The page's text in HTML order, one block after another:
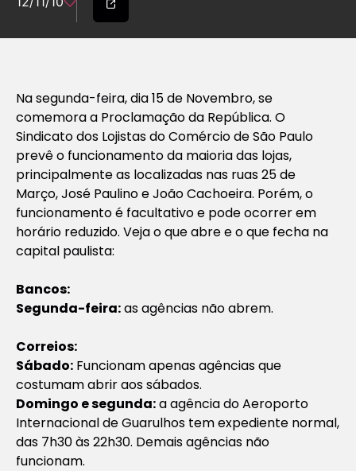
Na segunda-feira, dia 15 de Novembro, se
comemora a Proclamação da República. O
Sindicato dos Lojistas do Comércio de São Paulo
prevê o funcionamento da maioria das lojas,
principalmente as localizadas nas ruas 25 de
Março, José Paulino e João Cachoeira. Porém, o
funcionamento é facultativo e pode ocorrer em
horário reduzido. Veja o que abre e o que fecha na
capital paulista:
Bancos:
Segunda-feira:as agências não abrem.
Correios:
Sábado: Funcionam apenas agências que
costumam abrir aos sábados.
Domingo e segunda:a agência do Aeroporto
Internacional de Guarulhos tem expediente normal,
das 7h30 às 22h30. Demais agências não
funcionam.